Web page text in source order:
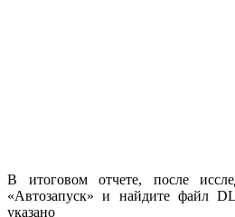
В итоговом отчете, после
«Автозапуск» и найдите файл
указано